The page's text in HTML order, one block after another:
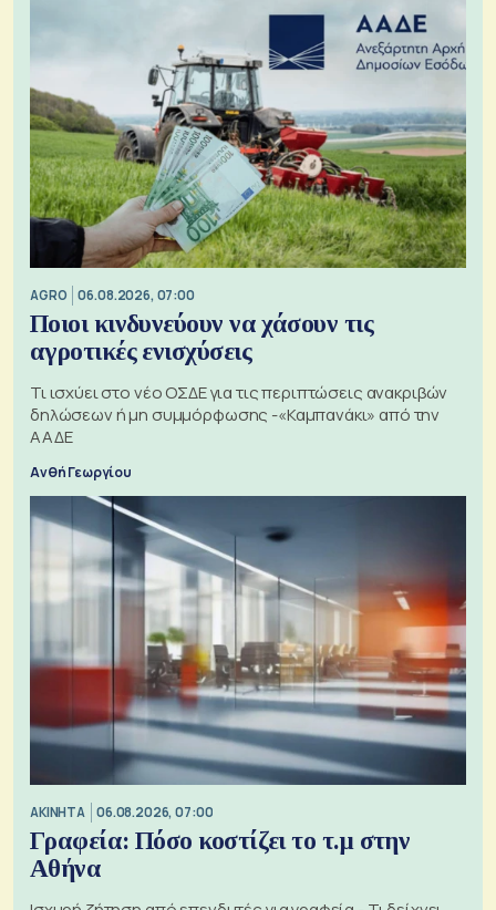
AGRO 06.08.2026, 07:00
Ποιοι κινδυνεύουν να χάσουν τις
αγροτικές ενισχύσεις
Τι ισχύει στο νέο ΟΣΔΕ για τις περιπτώσεις ανακριβών
δηλώσεων ή μη συμμόρφωσης -«Καμπανάκι» από την
ΑΑΔΕ
Ανθή Γεωργίου
ΑΚΙΝΗΤΑ 06.08.2026, 07:00
Γραφεία: Πόσο κοστίζει το τ.μ στην
Αθήνα